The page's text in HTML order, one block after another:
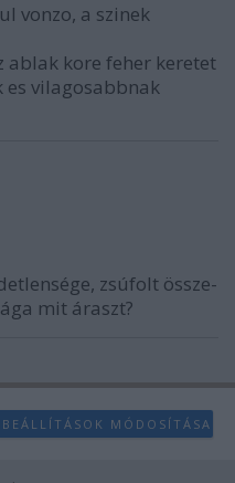
vonzo, a szinek
ablak kore feher keretet
vilagosabbnak
zsúfolt össze-
mit áraszt?
MÓDOSÍTÁSA